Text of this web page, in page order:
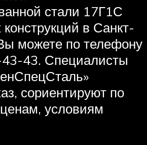
стали 17Г1С
в Санкт-
можете по телефону
43. Специалисты
сориентируют по
условиям